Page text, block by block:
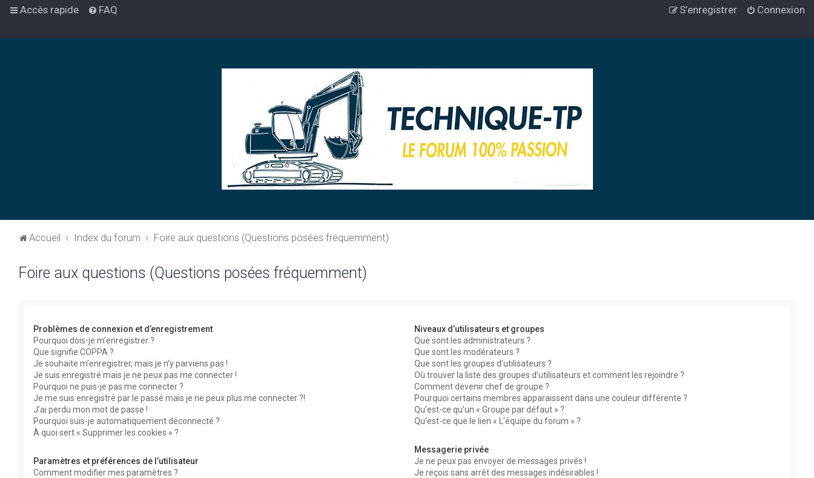
Accès rapide FAQ Connexion
S’enregistrer
Accueil Index du forum Foire aux questions (Questions posées fréquemment)
Foire aux questions (Questions posées fréquemment)
Problèmes de connexion et d’enregistrement
Pourquoi dois-je m’enregistrer ?
Que signifie COPPA ?
Je souhaite m’enregistrer, mais je n’y parviens pas !
Je suis enregistré mais je ne peux pas me connecter !
Pourquoi ne puis-je pas me connecter ?
Je me suis enregistré par le passé mais je ne peux plus me connecter ?!
J’ai perdu mon mot de passe !
Pourquoi suis-je automatiquement déconnecté ?
À quoi sert « Supprimer les cookies » ?
Paramètres et préférences de l’utilisateur
Comment modifier mes paramètres ?
Niveaux d’utilisateurs et groupes
Que sont les administrateurs ?
Que sont les modérateurs ?
Que sont les groupes d’utilisateurs ?
Où trouver la liste des groupes d’utilisateurs et comment les rejoindre ?
Comment devenir chef de groupe ?
Pourquoi certains membres apparaissent dans une couleur différente ?
Qu’est-ce qu’un « Groupe par défaut » ?
Qu’est-ce que le lien « L’équipe du forum » ?
Messagerie privée
Je ne peux pas envoyer de messages privés !
Je reçois sans arrêt des messages indésirables !